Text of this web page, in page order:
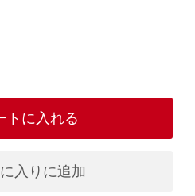
トに入れる
入りに追加